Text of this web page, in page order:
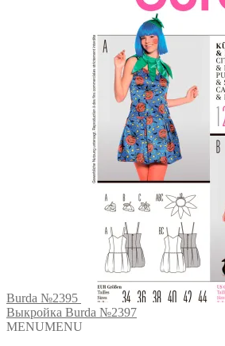
Burda №2395
Выкройка Burda №2397
MENUMENU